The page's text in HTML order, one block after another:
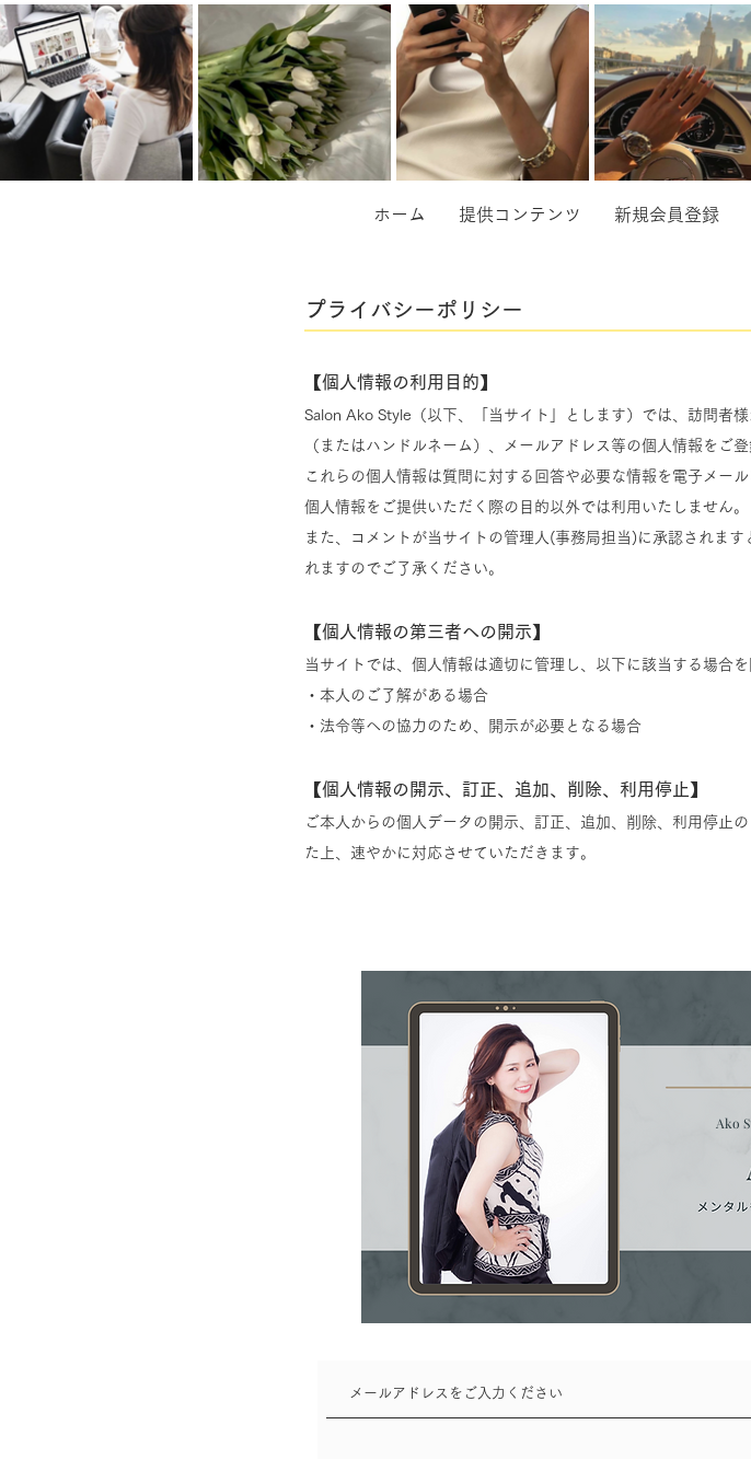
ホーム 提供コンテンツ 新規会員登録
​プライバシーポリシー
【個人情報の利用目的】
​Salon Ako Style（以下、「当サイト」とします）では、訪問者
（またはハンドルネーム）、メールアドレス等の個人情報をご
これらの個人情報は質問に対する回答や必要な情報を電子メー
個人情報をご提供いただく際の目的以外では利用いたしません。
また、コメントが当サイトの管理人(事務局担当)に承認されま
れますのでご了承ください。
【個人情報の第三者への開示】
当サイトでは、個人情報は適切に管理し、以下に該当する場合
・本人のご了解がある場合
・法令等への協力のため、開示が必要となる場合
【個人情報の開示、訂正、追加、削除、利用停止】
ご本人からの個人データの開示、訂正、追加、削除、利用停止
た上、速やかに対応させていただきます。
Ako